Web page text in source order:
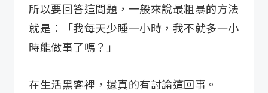
所以要回答這問題，一般來說最粗暴的方法
就是：「我每天少睡一小時，我不就多一小
時能做事了嗎？」
在生活黑客裡，還真的有討論這回事。